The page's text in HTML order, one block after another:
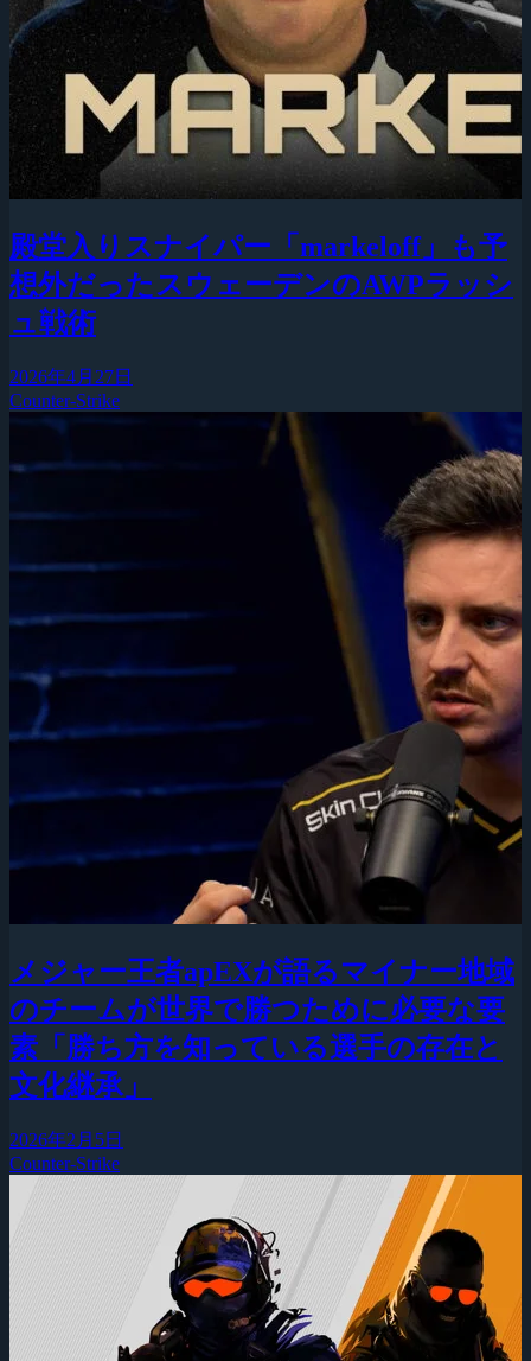
殿堂入りスナイパー「markeloff」も予
想外だったスウェーデンのAWPラッシ
ュ戦術
2026年4月27日
Counter-Strike
メジャー王者apEXが語るマイナー地域
のチームが世界で勝つために必要な要
素「勝ち方を知っている選手の存在と
文化継承」
2026年2月5日
Counter-Strike